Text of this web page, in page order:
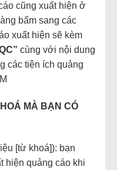
cũng xuất hiện ở
bấm sang các
xuất hiện sẽ kèm
cùng với nội dung
các tiện ích quảng
MÀ BẠN CÓ
[từ khoá]): bạn
hiện quảng cáo khi